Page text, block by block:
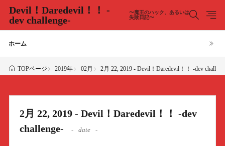
Devil！Daredevil！！ -
dev challenge-
〜魔王のハック、あるいは
失敗日記〜
ホーム
TOPページ 2019年 02月 2月 22, 2019 - Devil！Daredevil！！ -dev
2月 22, 2019 - Devil！Daredevil！！ -dev
challenge-
date